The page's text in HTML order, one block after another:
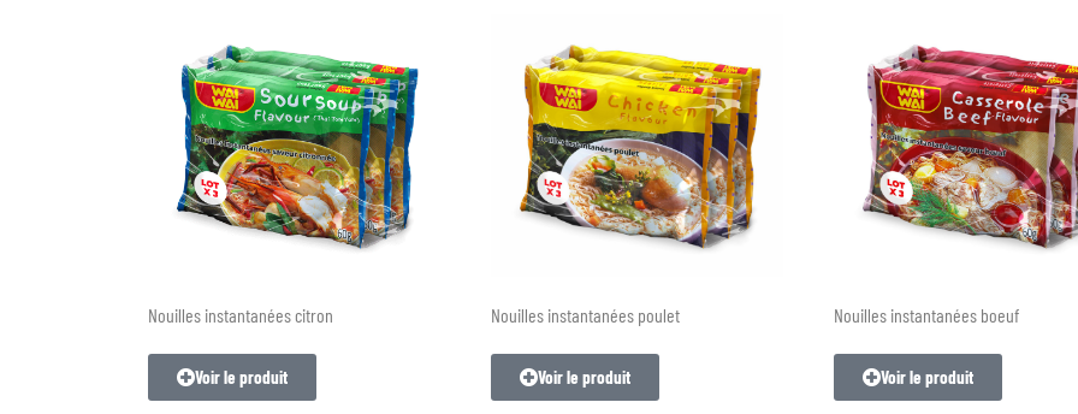
Nouilles instantanées citron
Voir le produit
Nouilles instantanées poulet
Voir le produit
Nouilles instantanées boeuf
Voir le produit